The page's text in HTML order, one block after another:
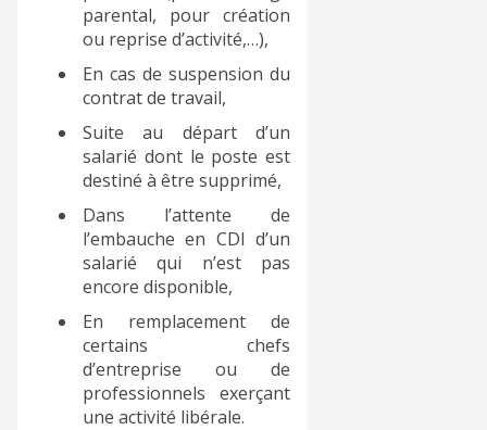
parental, pour création
ou reprise d’activité,…),
En cas de suspension du
contrat de travail,
Suite au départ d’un
salarié dont le poste est
destiné à être supprimé,
Dans l’attente de
l’embauche en CDI d’un
salarié qui n’est pas
encore disponible,
En remplacement de
certains chefs
d’entreprise ou de
professionnels exerçant
une activité libérale.